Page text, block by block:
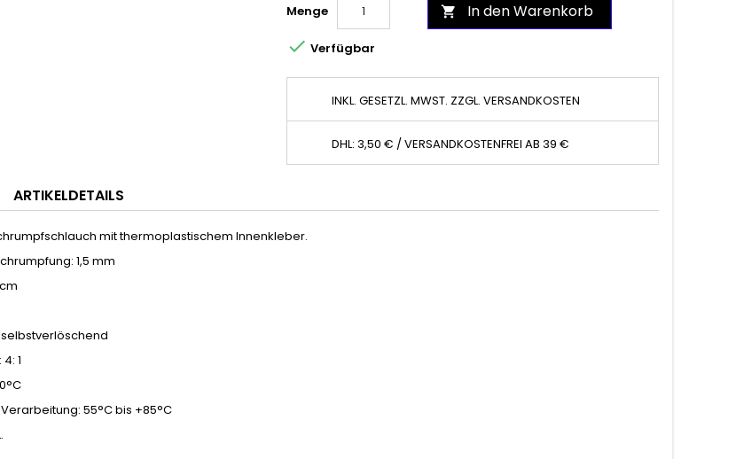
Menge  In den Warenkorb
 Verfügbar
INKL. GESETZL. MWST. ZZGL. VERSANDKOSTEN
DHL: 3,50 € / VERSANDKOSTENFREI AB 39 €
ARTIKELDETAILS
mit thermoplastischem Innenkleber.
1,5 mm
1
55°C bis +85°C